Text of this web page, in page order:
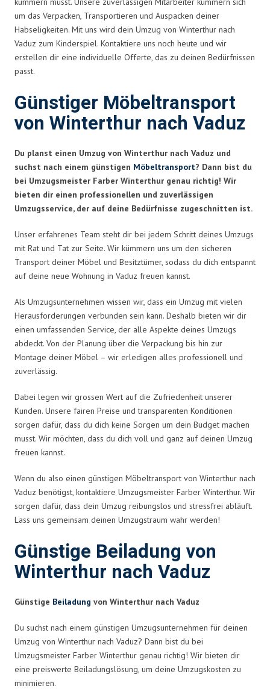
um das Verpacken, Transportieren und Auspacken deiner
Habseligkeiten. Mit uns wird dein Umzug von Winterthur nach
Vaduz zum Kinderspiel. Kontaktiere uns noch heute und wir
erstellen dir eine individuelle Offerte, das zu deinen Bedürfnissen
passt.
Günstiger Möbeltransport
von Winterthur nach Vaduz
Du planst einen Umzug von Winterthur nach Vaduz und
suchst nach einem günstigen Möbeltransport? Dann bist du
bei Umzugsmeister Farber Winterthur genau richtig! Wir
bieten dir einen professionellen und zuverlässigen
Umzugsservice, der auf deine Bedürfnisse zugeschnitten ist.
Unser erfahrenes Team steht dir bei jedem Schritt deines Umzugs
mit Rat und Tat zur Seite. Wir kümmern uns um den sicheren
Transport deiner Möbel und Besitztümer, sodass du dich entspannt
auf deine neue Wohnung in Vaduz freuen kannst.
Als Umzugsunternehmen wissen wir, dass ein Umzug mit vielen
Herausforderungen verbunden sein kann. Deshalb bieten wir dir
einen umfassenden Service, der alle Aspekte deines Umzugs
abdeckt. Von der Planung über die Verpackung bis hin zur
Montage deiner Möbel – wir erledigen alles professionell und
zuverlässig.
Dabei legen wir grossen Wert auf die Zufriedenheit unserer
Kunden. Unsere fairen Preise und transparenten Konditionen
sorgen dafür, dass du dich keine Sorgen um dein Budget machen
musst. Wir möchten, dass du dich voll und ganz auf deinen Umzug
freuen kannst.
Wenn du also einen günstigen Möbeltransport von Winterthur nach
Vaduz benötigst, kontaktiere Umzugsmeister Farber Winterthur. Wir
sorgen dafür, dass dein Umzug reibungslos und stressfrei abläuft.
Lass uns gemeinsam deinen Umzugstraum wahr werden!
Günstige Beiladung von
Winterthur nach Vaduz
Günstige Beiladung von Winterthur nach Vaduz
Du suchst nach einem günstigen Umzugsunternehmen für deinen
Umzug von Winterthur nach Vaduz? Dann bist du bei
Umzugsmeister Farber Winterthur genau richtig! Wir bieten dir
eine preiswerte Beiladungslösung, um deine Umzugskosten zu
minimieren.